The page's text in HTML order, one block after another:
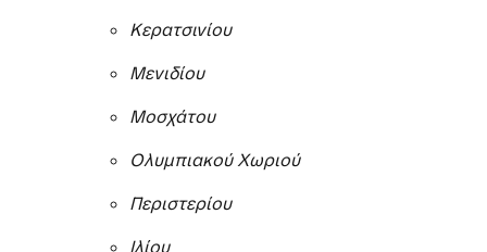
Κερατσινίου
Μενιδίου
Μοσχάτου
Ολυμπιακού Χωριού
Περιστερίου